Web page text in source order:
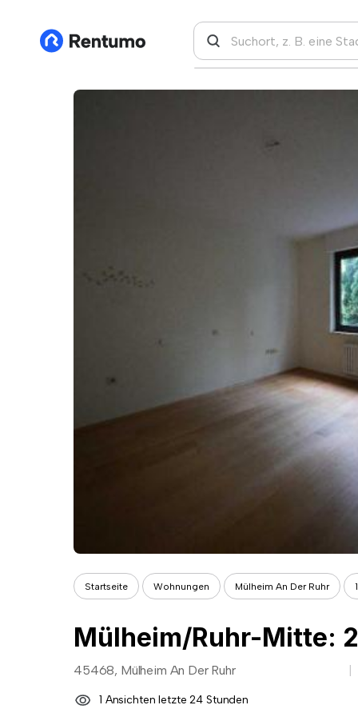
Startseite Wohnungen Mülheim An Der Ruhr
45468, Mülheim An Der Ruhr
1 Ansichten letzte 24 Stunden